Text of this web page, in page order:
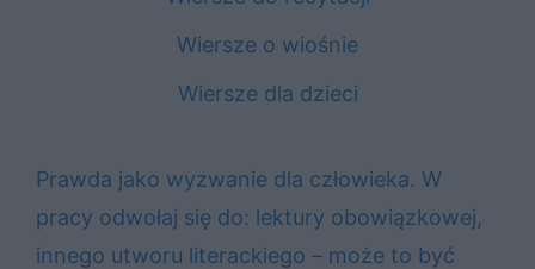
Wiersze o wiośnie
Wiersze dla dzieci
Prawda jako wyzwanie dla człowieka. W
pracy odwołaj się do: lektury obowiązkowej,
innego utworu literackiego – może to być